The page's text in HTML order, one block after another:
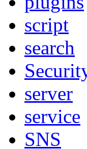
script
search
server
service
SNS